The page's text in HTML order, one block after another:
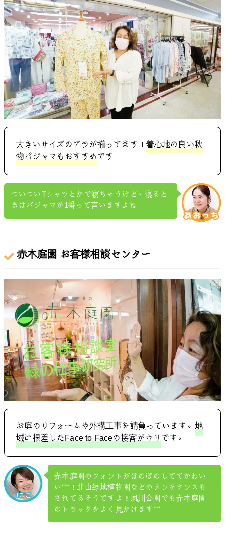
大きいサイズのブラが揃ってます！着心地の良い秋
物パジャマもおすすめです
ついついTシャツとかで寝ちゃうけど、寝ると
きはパジャマが1番って言いますよね
赤木庭園 お客様相談センター
お庭のリフォームや外構工事を請負っています。 地
域に根差したFace to Faceの接客がウリです。
赤木庭園のフォントがほのぼのしててかわい
い～！北山緑地植物園などのメンテナンスも
されてるそうですよ！夙川公園でも赤木庭園
のトラックをよく見かけます～